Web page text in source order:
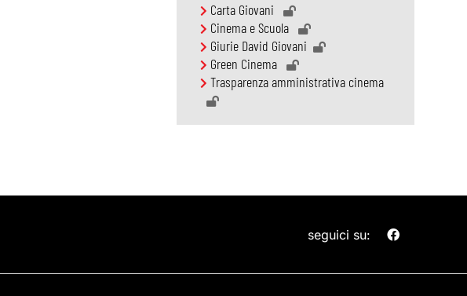
Carta Giovani
Cinema e Scuola
Giurie David Giovani
Green Cinema
Trasparenza amministrativa cinema
seguici su: